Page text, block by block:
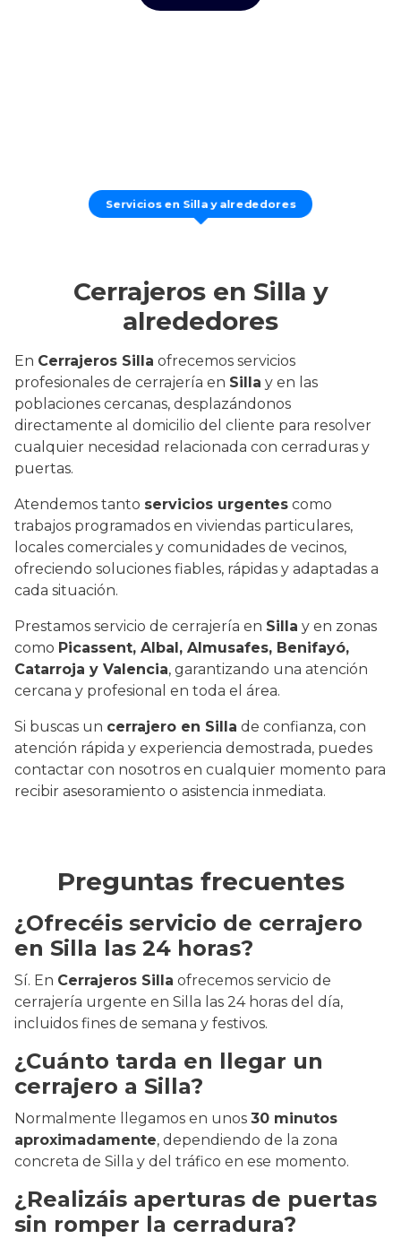
Cerrajeros en Silla y
alrededores
En Cerrajeros Silla ofrecemos servicios
profesionales de cerrajería en Silla y en las
poblaciones cercanas, desplazándonos
directamente al domicilio del cliente para resolver
cualquier necesidad relacionada con cerraduras y
puertas.
Atendemos tanto servicios urgentes como
trabajos programados en viviendas particulares,
locales comerciales y comunidades de vecinos,
ofreciendo soluciones fiables, rápidas y adaptadas a
cada situación.
Prestamos servicio de cerrajería en Silla y en zonas
como Picassent, Albal, Almusafes, Benifayó,
Catarroja y Valencia, garantizando una atención
cercana y profesional en toda el área.
Si buscas un cerrajero en Silla de confianza, con
atención rápida y experiencia demostrada, puedes
contactar con nosotros en cualquier momento para
recibir asesoramiento o asistencia inmediata.
Preguntas frecuentes
¿Ofrecéis servicio de cerrajero
en Silla las 24 horas?
Sí. En Cerrajeros Silla ofrecemos servicio de
cerrajería urgente en Silla las 24 horas del día,
incluidos fines de semana y festivos.
¿Cuánto tarda en llegar un
cerrajero a Silla?
Normalmente llegamos en unos 30 minutos
aproximadamente, dependiendo de la zona
concreta de Silla y del tráfico en ese momento.
¿Realizáis aperturas de puertas
sin romper la cerradura?